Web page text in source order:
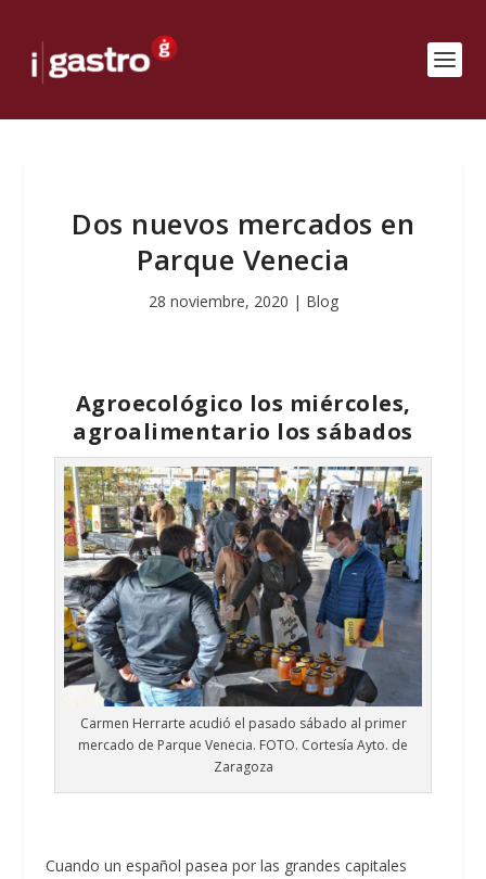
Dos nuevos mercados en
Parque Venecia
28 noviembre, 2020 | Blog
Agroecológico los miércoles,
agroalimentario los sábados
Carmen Herrarte acudió el pasado sábado al primer
mercado de Parque Venecia. FOTO. Cortesía Ayto. de
Zaragoza
Cuando un español pasea por las grandes capitales